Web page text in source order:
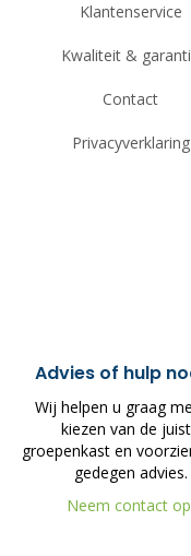
Klantenservice
Kwaliteit &
Contact
Privacyverklaring
Advies of hulp
Wij helpen u graag
kiezen van de
groepenkast en
gedegen advies.
Neem contact